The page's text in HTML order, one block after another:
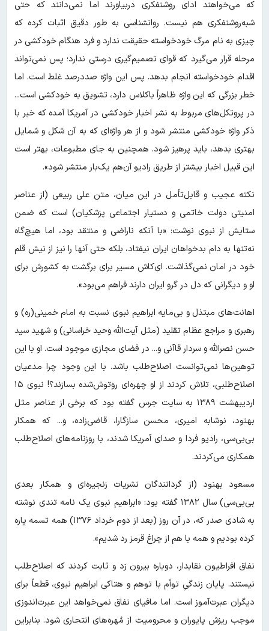
که می‌خواهند ادای روشنفکری دربیاورند اما نمی‌دانند که حتی
شبه‌روشنفکری هم نیست. روانشناسی به طور دقیق اثبات کرده که
چیزی به نام مرگ خودخواسته حقیقت ندارد و فرد هنگام خودکشی در
مرحله قرار می‌گیرد که قوای تصمیم‌گیری درستی ندارد؛ پس نمی‌تواند
اقدام خودخواسته انجام بدهد. پس این واژه صددرصد غلط است. اما
خطر بزرگی که این واژه ظاهراً باکلاس دارد، تشویق به خودکشی است...
در پروتکل‌های مربوط به نشر اخبار خودکشی در آمریکا آمده‌ که خبر با
ذکر واژه خودکشی منتشر شود و از هر واژه‌ای که به آن شکل و شمایل
بهتری بدهد، باید پرهیز شود. همچنین به جای مطبوعات، بهتر است
این قبیل اخبار بیشتر از طریق رادیو آن‌هم یک‌بار منتشر شود».
نکته عجیب و قابل‌تأمل در این میان، متن علی ربیعی (از عناصر
امنیتی دولت خاتمی و دستیار اجتماعی پزشکیان) است که ضمن
ستایش از نبوی نوشت: «با آنکه ناراضی و منتقد بود، اما هیچ‌گاه
نه‌تنها به دام بدخواهان ایران نیفتاد، بلکه حتی آنها را نیز از نیش قلم
خود در امان نمی‌گذاشت.‌ ای‌کاش مسیر برای برگشت به کشورش برای
او و دیگرانی که دل در گرو ایران دارند فراهم می‌بود».
اهانت‌های مبتذل و بی‌مایه ابراهیم نبوی نسبت به امام خمینی(ره) و
رهبری و مراجع عظام تقلید (مثل آیت‌الله وحید خراسانی) و شهید سید
حسن نصرالله و سردار قاآنی و... در فضای مجازی موجود است. او با این
توهین‌ها نمی‌توانست اصلاح‌طلب باشد. با این وجود چرا مدعیان
اصلاح‌طلبی، تلاش کردند از او چهره‌ای روتوش‌شده بسازند؟! نبوی ۱۵
اردیبهشت ۱۳۸۹ به سایت جرس گفته بود که برخی از عناصر مثل
بهنود، نوشابه امیری، محسن سازگارا، قاضی‌زاده، و... که همکار
بی‌بی‌سی، رادیو فردا و صدای آمریکا شدند، با روزنامه‌های اصلاح‌طلب
همکاری می‌کردند.
مسعود بهنود (از گردانندگان نشریات زنجیره‌ای و همکار بعدی
بی‌بی‌سی) سال ۱۳۸۲ گفته بود: «ابراهیم نبوی یک نامه تندی نوشته
به شادی صدر که، در آن روز (بعد از دوم خرداد ‍۱۳۷۶) همه تسمه پاره
کرده بودیم و همه با هم از چراغ قرمز رد شدیم».
نفاق افراطیون نقابدار، دوباره بیرون زد و ثابت کردند که اصلاح‌طلب
نیستند. پایان زندگیِ توأم با توهم و هتاکی ابراهیم نبوی، قطعاً برای
دیگران عبرت‌آموز است. اما مافیای نفاق نمی‌خواهد این عبرت‌اندوزی
موجب ریزش پایوران و محرومیت از مُهره‌های انتحاری شود. بنابراین